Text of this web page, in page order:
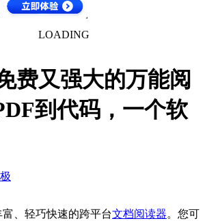
LOADING
费又强大的万能阅
到代码，一个软
、轻巧快速的跨平台文档阅读器。您可